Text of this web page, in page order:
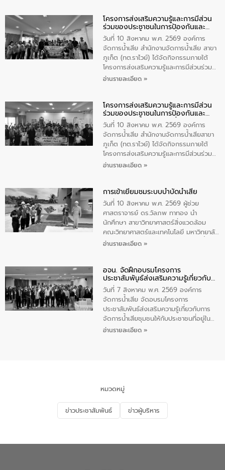
โครงการส่งเสริมความรู้และการมีส่วน
ร่วมของประชาชนในการป้องกันและ
แก้ไขปัญหาน้ำเสียอย่างยั่งยืน
วันที่ 10 สิงหาคม พ.ศ. 2569 องค์การ
จัดการน้ำเสีย สำนักงานจัดการน้ำเสีย สาขา
ภูเก็ต (ทต.ราไวย์) ได้จัดกิจกรรมภายใต้
โครงการส่งเสริมความรู้และการมีส่วนร่วม
ของประชาชนในการป้องกันและแก้ไขปัญหา
ความรู้แก่อาสาสมัครท้องถิ่นรักษ์โลก อาสา
สมัครสาธารณสุขประจำหมู่บ้าน และ
ประชาชนผู้ที่สนใจเข้าร่วม จำนวน 80 คน
เพื่อส่งเสริมความรู้ด้านการจัดการน้ำเสีย
การบำบัดน้ำเสียเบื้องต้นในครัวเรือน และ
สร้างจิตสำนึกในการอนุรักษ์สิ่งแวดล้อม ใน
การนี้ นายเทมส์ ไกรทัศน์ นายกเทศมนตรี
อ่านรายละเอียด »
โครงการส่งเสริมความรู้และการมีส่วน
ร่วมของประชาชนในการป้องกันและ
แก้ไขปัญหาน้ำเสียอย่างยั่งยืน
วันที่ 10 สิงหาคม พ.ศ. 2569 องค์การ
จัดการน้ำเสีย สำนักงานจัดการน้ำเสียสาขา
ภูเก็ต (ทต.ราไวย์) ได้จัดกิจกรรมภายใต้
โครงการส่งเสริมความรู้และการมีส่วนร่วม
ของประชาชนในการป้องกันและแก้ไขปัญหา
ความรู้แก่นักเรียนชั้นมัธยมปีที่ 1 โรงเรียน
วัดสว่างอารมณ์ ในเขตเทศบาลตำบลราไวย์
เพื่อส่งเสริมความรู้ด้านการจัดการน้ำเสีย
การบำบัดน้ำเสียเบื้องต้นในครัวเรือน และ
สร้างจิตสำนึกในการอนุรักษ์สิ่งแวดล้อม ใน
การนี้ นายเทมส์ ไกรทัศน์ นายกเทศมนตรี
อ่านรายละเอียด »
การเข้าเยี่ยมชมระบบบำบัดน้ำเสีย
วันที่ 10 สิงหาคม พ.ศ. 2569 ผู้ช่วย
ศาสตราจารย์ ดร.วัลภพ ทาทอง นำ
นักศึกษา สาขาวิทยาศาสตร์สิ่งแวดล้อม
คณะวิทยาศาสตร์และเทคโนโลยี มหาวิทยาลัย
ราชภัฏเลย เข้าศึกษาดูงานระบบบำบัดน้ำเสีย
วิศวกร ให้การต้อนรับ และบรรยายให้ความ
รู้
อ่านรายละเอียด »
อจน. จัดฝึกอบรมโครงการ
ประชาสัมพันธ์ส่งเสริมความรู้เกี่ยวกับ
การจัดการน้ำเสีย
วันที่ 7 สิงหาคม พ.ศ. 2569 องค์การ
จัดการน้ำเสีย จัดอบรมโครงการ
ประชาสัมพันธ์ส่งเสริมความรู้เกี่ยวกับการ
จัดการน้ำเสียชุมชนให้กับประชาชนที่อยู่ใน
เขตพื้นที่เทศบาลเมืองอุทัยธานี จำนวน 100
อ่านรายละเอียด »
หมวดหมู่
ข่าวประชาสัมพันธ์ ข่าวผู้บริหาร